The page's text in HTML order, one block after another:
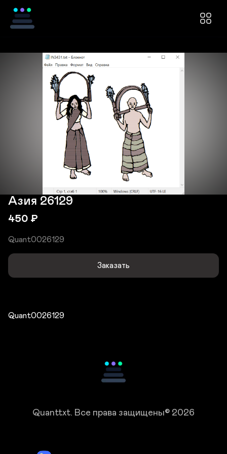
Азия 26129
450 ₽
Quant0026129
Заказать
Quant0026129
Quanttxt. Все права защищены© 2026